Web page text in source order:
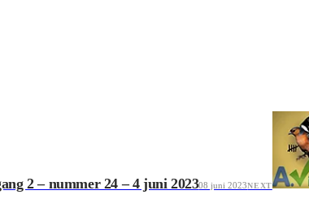
2 – nummer 24 – 4 juni 202308 juni 2023NEXT